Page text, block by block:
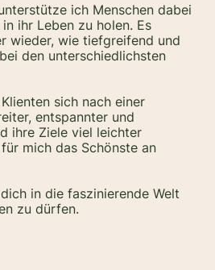
ich Menschen dabei
ihr Leben zu holen. Es
wieder, wie tiefgreifend und
den unterschiedlichsten
sich nach einer
entspannter und
ihre Ziele viel leichter
mich das Schönste an
in die faszinierende Welt
zu dürfen.